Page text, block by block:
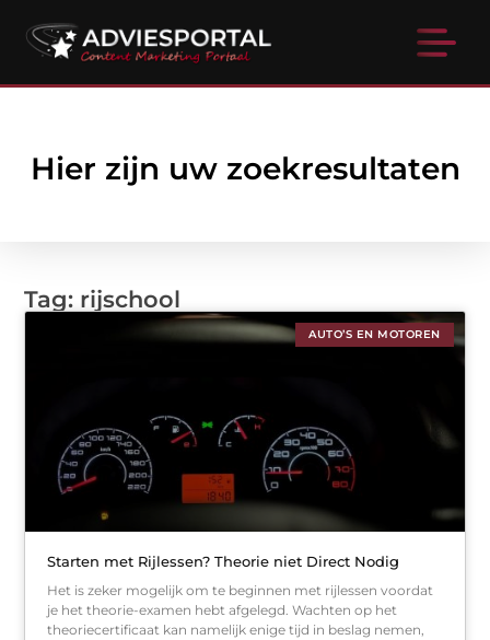
Hier zijn uw zoekresultaten
Tag: rijschool
AUTO’S EN MOTOREN
Starten met Rijlessen? Theorie niet Direct Nodig
Het is zeker mogelijk om te beginnen met rijlessen voordat
je het theorie-examen hebt afgelegd. Wachten op het
theoriecertificaat kan namelijk enige tijd in beslag nemen,